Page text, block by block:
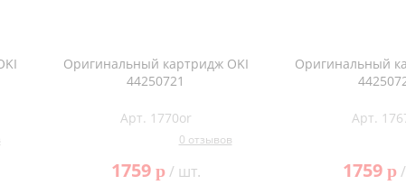
Для
Оригинальный картридж OKI
44250721
Арт. 1770or
0 отзывов
1759 p/ шт.
Оригинальный
Арт.
1759 p/